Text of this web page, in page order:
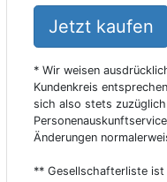
Jetzt kaufen
* Wir weisen
Kundenkreis
sich also stets zuzüglich
Änderungen
** Gesellschafterliste